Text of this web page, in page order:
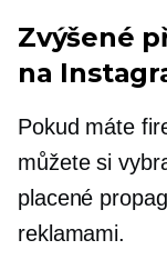
Zvýšené
na
Pokud máte
můžete si
placené
reklamami.